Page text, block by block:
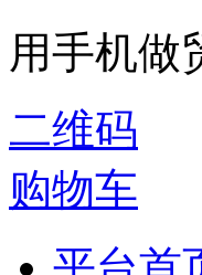
用手机做
二维码
购物车